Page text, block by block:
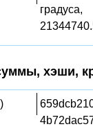
градуса,
хэши,